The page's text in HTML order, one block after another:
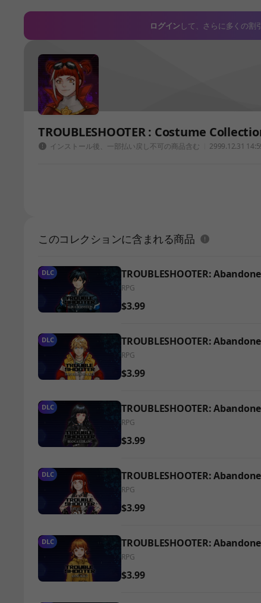
ログイン して、さらに多くの割
TROUBLESHOOTER : Costume
インストール後、一部払い戻し不可の商品含む 2999.12.31
このコレクションに含まれる商品
DLC TROUBLESHOOTER:
RPG
$3.99
DLC TROUBLESHOOTER:
RPG
$3.99
DLC TROUBLESHOOTER:
RPG
$3.99
DLC TROUBLESHOOTER:
RPG
$3.99
DLC TROUBLESHOOTER:
RPG
$3.99